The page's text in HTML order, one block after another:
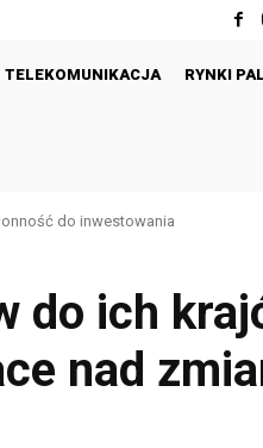
TELEKOMUNIKACJA
RYNKI
do inwestowania
koniec roku
do ich
nad